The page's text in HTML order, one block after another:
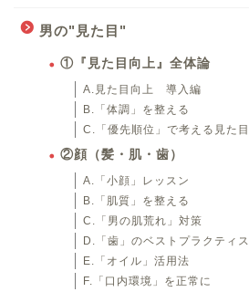
男の"見た目"
①『見た目向上』全体論
A.見た目向上 導入編
B.「体調」を整える
C.「優先順位」で考える見た目
②顔（髪・肌・歯）
A.「小顔」レッスン
B.「肌質」を整える
C.「男の肌荒れ」対策
D.「歯」のベストプラクティス
E.「オイル」活用法
F.「口内環境」を正常に